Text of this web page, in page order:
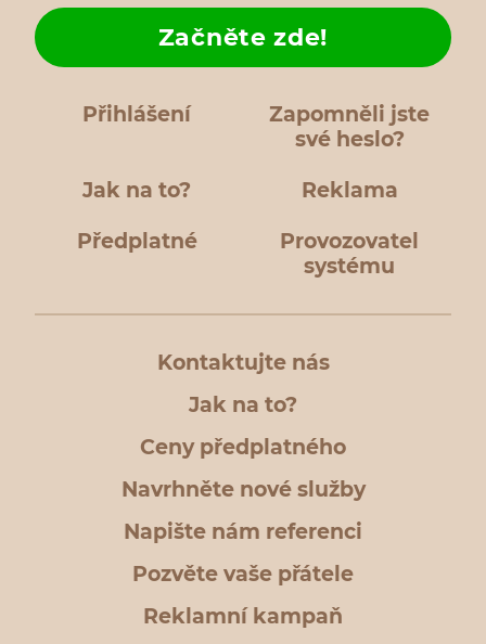
Přihlášení
Zapomněli jste
své heslo?
Jak na to?
Začněte zde!
Reklama
Předplatné
Provozovatel
systému
Kontaktujte nás
Jak na to?
Ceny předplatného
Navrhněte nové služby
Napište nám referenci
Pozvěte vaše přátele
Reklamní kampaň